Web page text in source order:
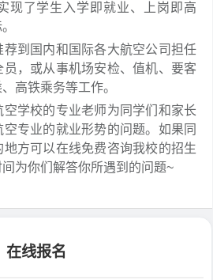
现了学生入学即就业、上岗即高
到国内和国际各大航空公司担任
员，或从事机场安检、值机、要客
高铁乘务等工作。
学校的专业老师为同学们和家长
专业的就业形势的问题。如果同
方可以在线免费咨询我校的招生
为你们解答你所遇到的问题~
在线报名